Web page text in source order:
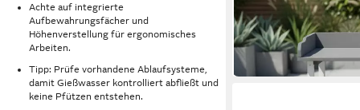
Achte auf integrierte
Aufbewahrungsfächer und
Höhenverstellung für ergonomisches
Arbeiten.
Tipp: Prüfe vorhandene Ablaufsysteme,
damit Gießwasser kontrolliert abfließt und
keine Pfützen entstehen.
78 x 84 x 38 cm B/H/T
51,80 € UVP79,90 €
-35%
in 2-3 Werktagen bei dir